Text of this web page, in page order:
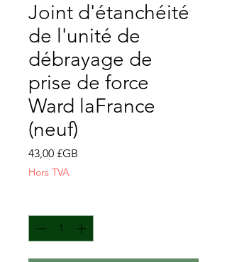
Joint d'étanchéité
de l'unité de
débrayage de
prise de force
Ward laFrance
(neuf)
43,00 £GB
Hors TVA